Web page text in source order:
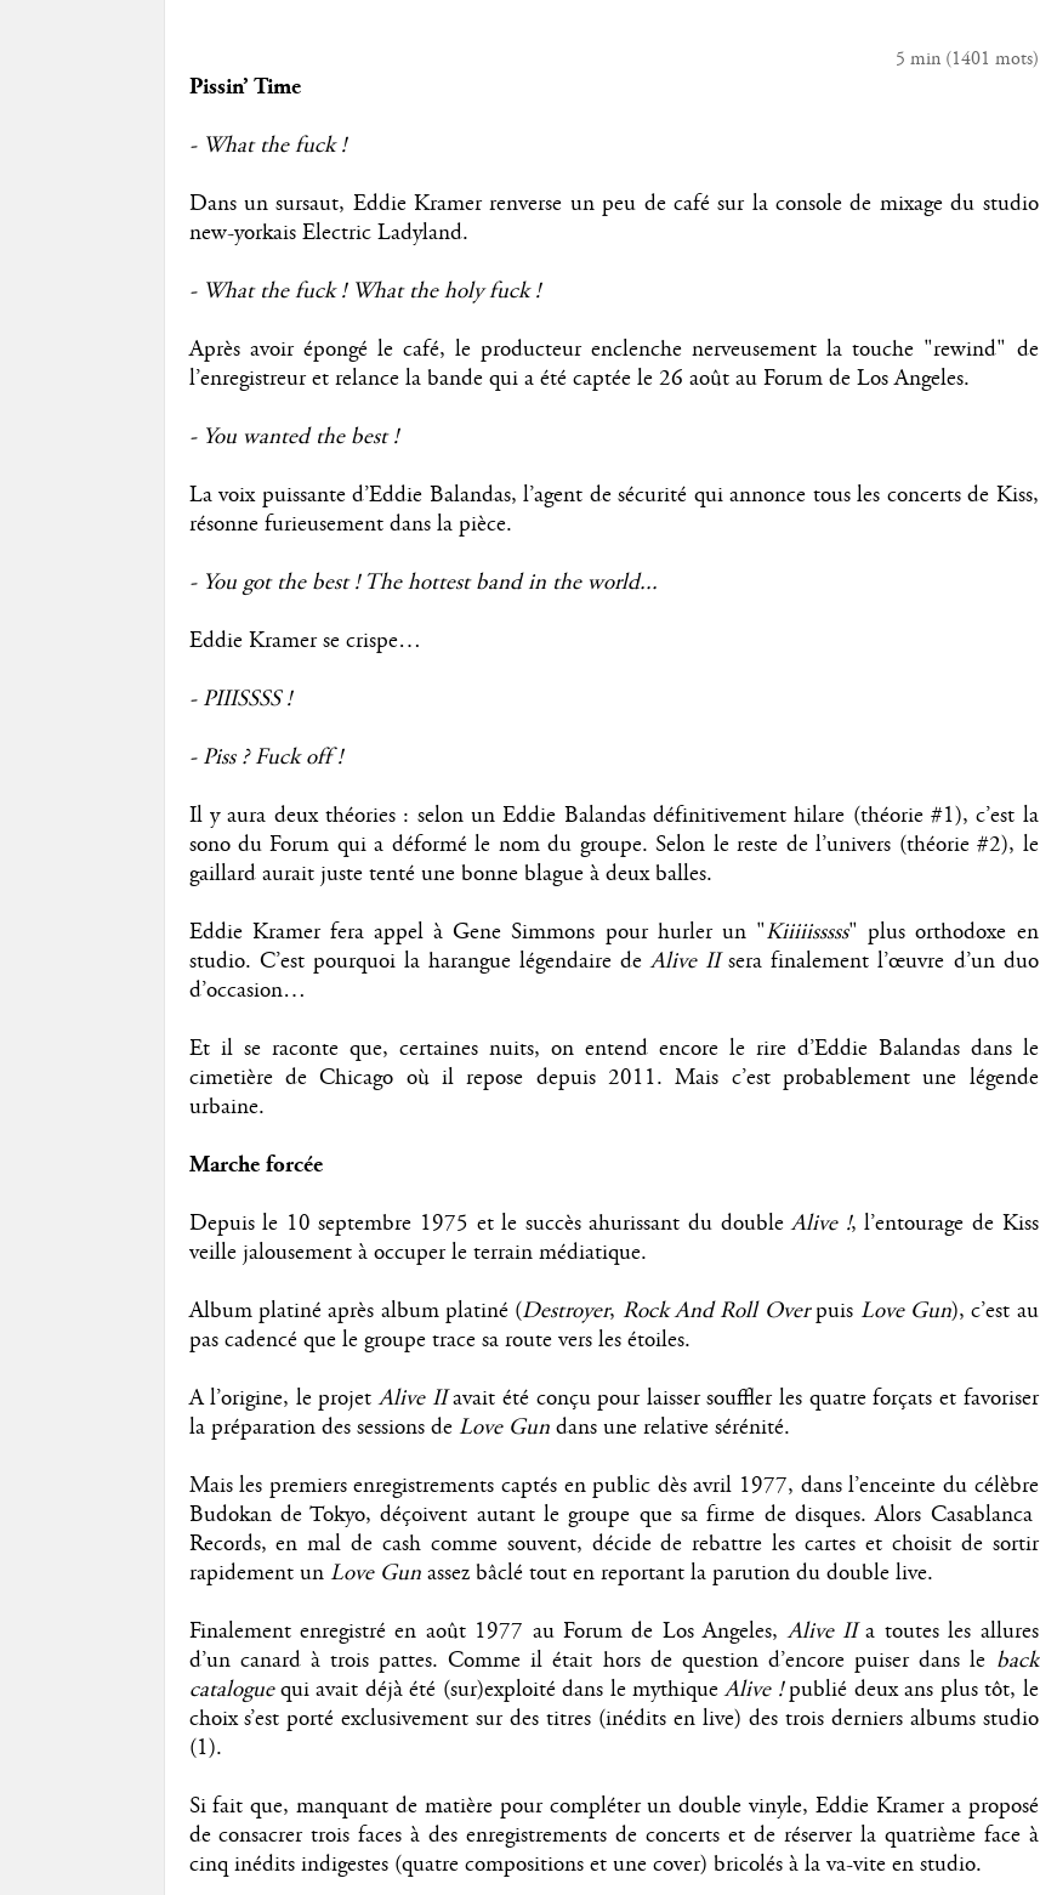
5 min(1401 mots)
Pissin’ Time
- What the fuck !
Dans un sursaut, Eddie Kramer renverse un peu de café sur la console de mixage du studio
new-yorkais Electric Ladyland.
- What the fuck ! What the holy fuck !
Après avoir épongé le café, le producteur enclenche nerveusement la touche "rewind" de
l’enregistreur et relance la bande qui a été captée le 26 août au Forum de Los Angeles.
- You wanted the best !
La voix puissante d’Eddie Balandas, l’agent de sécurité qui annonce tous les concerts de Kiss,
résonne furieusement dans la pièce.
- You got the best ! The hottest band in the world...
Eddie Kramer se crispe…
- PIIISSSS !
- Piss ? Fuck off !
Il y aura deux théories : selon un Eddie Balandas définitivement hilare (théorie #1), c’est la
sono du Forum qui a déformé le nom du groupe. Selon le reste de l’univers (théorie #2), le
gaillard aurait juste tenté une bonne blague à deux balles.
Eddie Kramer fera appel à Gene Simmons pour hurler un "Kiiiiisssss" plus orthodoxe en
studio. C’est pourquoi la harangue légendaire deAlive IIsera finalement l’œuvre d’un duo
d’occasion…
Et il se raconte que, certaines nuits, on entend encore le rire d’Eddie Balandas dans le
cimetière de Chicago où il repose depuis 2011. Mais c’est probablement une légende
urbaine.
Marche forcée
Depuis le 10 septembre 1975 et le succès ahurissant du doubleAlive !, l’entourage de Kiss
veille jalousement à occuper le terrain médiatique.
Album platiné après album platiné (Destroyer, Rock And Roll Overpuis Love Gun), c’est au
pas cadencé que le groupe trace sa route vers les étoiles.
A l’origine, le projetAlive IIavait été conçu pour laisser souffler les quatre forçats et favoriser
la préparation des sessions de Love Gundans une relative sérénité.
Mais les premiers enregistrements captés en public dès avril 1977, dans l’enceinte du célèbre
Budokan de Tokyo, déçoivent autant le groupe que sa firme de disques. Alors Casablanca
Records, en mal de cash comme souvent, décide de rebattre les cartes et choisit de sortir
rapidement un Love Gunassez bâclé tout en reportant la parution du double live.
Finalement enregistré en août 1977 au Forum de Los Angeles,Alive IIa toutes les allures
d’un canard à trois pattes. Comme il était hors de question d’encore puiser dans le back
cataloguequi avait déjà été (sur)exploité dans le mythiqueAlive !publié deux ans plus tôt, le
choix s’est porté exclusivement sur des titres (inédits en live) des trois derniers albums studio
(1).
Si fait que, manquant de matière pour compléter un double vinyle, Eddie Kramer a proposé
de consacrer trois faces à des enregistrements de concerts et de réserver la quatrième face à
cinq inédits indigestes (quatre compositions et une cover) bricolés à la va-vite en studio.